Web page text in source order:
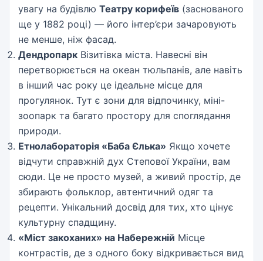
увагу на будівлю Театру корифеїв (заснованого
ще у 1882 році) — його інтер’єри зачаровують
не менше, ніж фасад.
Дендропарк Візитівка міста. Навесні він
перетворюється на океан тюльпанів, але навіть
в інший час року це ідеальне місце для
прогулянок. Тут є зони для відпочинку, міні-
зоопарк та багато простору для споглядання
природи.
Етнолабораторія «Баба Єлька» Якщо хочете
відчути справжній дух Степової України, вам
сюди. Це не просто музей, а живий простір, де
збирають фольклор, автентичний одяг та
рецепти. Унікальний досвід для тих, хто цінує
культурну спадщину.
«Міст закоханих» на Набережній Місце
контрастів, де з одного боку відкривається вид